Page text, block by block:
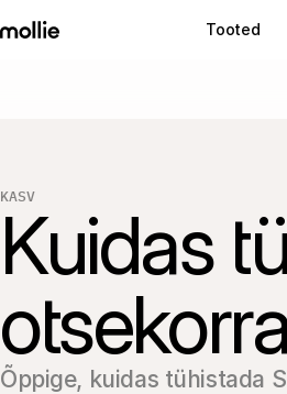
Tooted
KASV
Kuidas
Õppige, kuidas tühistada